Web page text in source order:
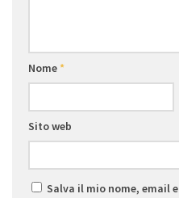
Nome*
Sito web
Salva il mio nome, email